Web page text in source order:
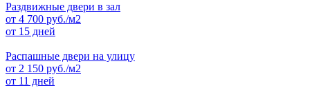
Раздвижные двери в зал
от 4 700 руб./м2
от 15 дней
Распашные двери на улицу
от 2 150 руб./м2
от 11 дней